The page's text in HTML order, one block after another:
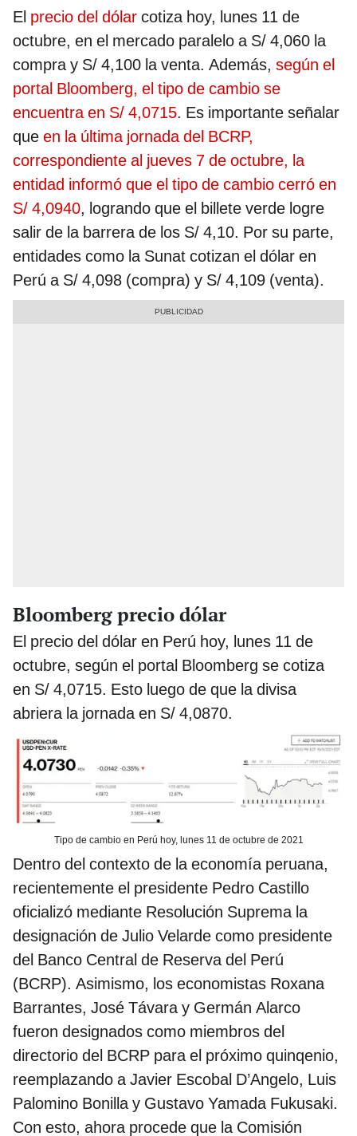
El precio del dólar cotiza hoy, lunes 11 de
octubre, en el mercado paralelo a S/ 4,060 la
compra y S/ 4,100 la venta. Además, según el
portal Bloomberg, el tipo de cambio se
encuentra en S/ 4,0715. Es importante señalar
que en la última jornada del BCRP,
correspondiente al jueves 7 de octubre, la
entidad informó que el tipo de cambio cerró en
S/ 4,0940, logrando que el billete verde logre
salir de la barrera de los S/ 4,10. Por su parte,
entidades como la Sunat cotizan el dólar en
Perú a S/ 4,098 (compra) y S/ 4,109 (venta).
Bloomberg precio dólar
El precio del dólar en Perú hoy, lunes 11 de
octubre, según el portal Bloomberg se cotiza
en S/ 4,0715. Esto luego de que la divisa
abriera la jornada en S/ 4,0870.
Tipo de cambio en Perú hoy, lunes 11 de octubre de 2021
Dentro del contexto de la economía peruana,
recientemente el presidente Pedro Castillo
oficializó mediante Resolución Suprema la
designación de Julio Velarde como presidente
del Banco Central de Reserva del Perú
(BCRP). Asimismo, los economistas Roxana
Barrantes, José Távara y Germán Alarco
fueron designados como miembros del
directorio del BCRP para el próximo quinqenio,
reemplazando a Javier Escobal D’Angelo, Luis
Palomino Bonilla y Gustavo Yamada Fukusaki.
Con esto, ahora procede que la Comisión